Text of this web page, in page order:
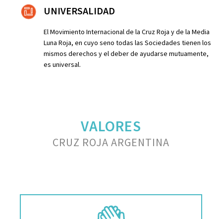
UNIVERSALIDAD
El Movimiento Internacional de la Cruz Roja y de la Media
Luna Roja, en cuyo seno todas las Sociedades tienen los
mismos derechos y el deber de ayudarse mutuamente,
es universal.
VALORES
CRUZ ROJA ARGENTINA